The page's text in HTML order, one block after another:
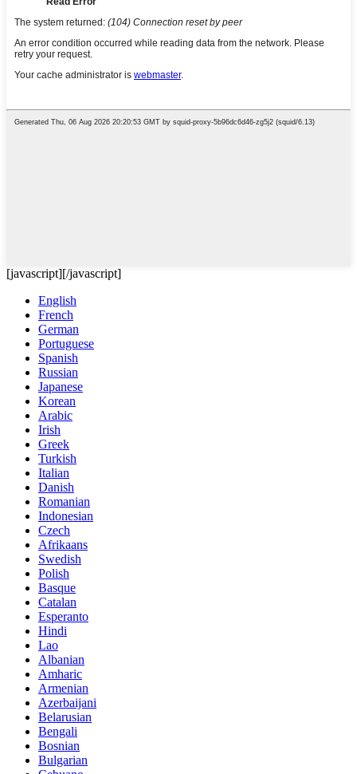
[javascript][/javascript]
English
French
German
Portuguese
Spanish
Russian
Japanese
Korean
Arabic
Irish
Greek
Turkish
Italian
Danish
Romanian
Indonesian
Czech
Afrikaans
Swedish
Polish
Basque
Catalan
Esperanto
Hindi
Lao
Albanian
Amharic
Armenian
Azerbaijani
Belarusian
Bengali
Bosnian
Bulgarian